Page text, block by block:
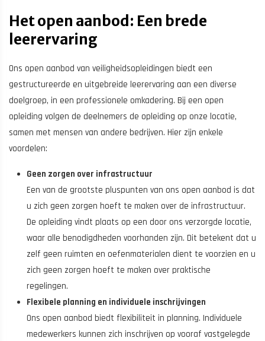
Het open aanbod: Een brede
leerervaring
Ons open aanbod van veiligheidsopleidingen biedt een
gestructureerde en uitgebreide leerervaring aan een diverse
doelgroep, in een professionele omkadering. Bij een open
opleiding volgen de deelnemers de opleiding op onze locatie,
samen met mensen van andere bedrijven. Hier zijn enkele
voordelen:
Geen zorgen over infrastructuur
Een van de grootste pluspunten van ons open aanbod is dat
u zich geen zorgen hoeft te maken over de infrastructuur.
De opleiding vindt plaats op een door ons verzorgde locatie,
waar alle benodigdheden voorhanden zijn. Dit betekent dat u
zelf geen ruimten en oefenmaterialen dient te voorzien en u
zich geen zorgen hoeft te maken over praktische
regelingen.
Flexibele planning en individuele inschrijvingen
Ons open aanbod biedt flexibiliteit in planning. Individuele
medewerkers kunnen zich inschrijven op vooraf vastgelegde